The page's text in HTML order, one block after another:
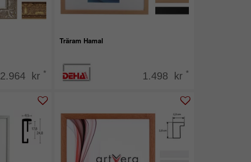
2.964 kr *
Träram Hamal
1.498 kr *